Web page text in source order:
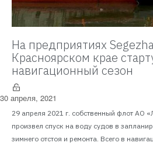
На предприятиях
Красноярском крае
навигационный сезон
30 апреля, 2021
29 апреля 2021 г. собственный флот АО
произвел спуск на воду судов в
зимнего отстоя и ремонта. Всего в